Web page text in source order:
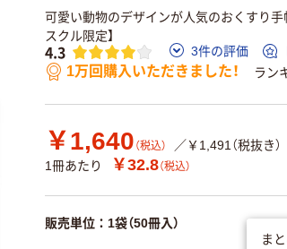
可愛い動物のデザインが人気のおくすり手
スクル限定】
4.3 3件の評価
1万回購入いただきました！ ラン
￥1,640 （税込）
／￥1,491（税抜き）
1冊あたり
￥32.8（税込）
販売単位：1袋（50冊入）
ま